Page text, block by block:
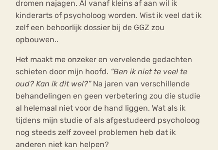
dromen najagen. Al vanaf kleins af aan wil ik
kinderarts of psycholoog worden. Wist ik veel dat ik
zelf een behoorlijk dossier bij de GGZ zou
opbouwen..
Het maakt me onzeker en vervelende gedachten
schieten door mijn hoofd. “Ben ik niet te veel te
oud? Kan ik dit wel?” Na jaren van verschillende
behandelingen en geen verbetering zou die studie
al helemaal niet voor de hand liggen. Wat als ik
tijdens mijn studie of als afgestudeerd psycholoog
nog steeds zelf zoveel problemen heb dat ik
anderen niet kan helpen?